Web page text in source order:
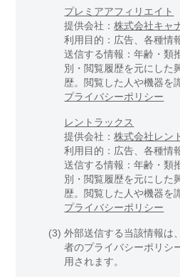
プレミアアフィリエイト
提供会社：株式会社キャ
利用目的：広告、各種情
送信する情報：年齢・類
別・閲覧履歴を元にした
歴。閲覧した人や機器を
プライバシーポリシー
レントラックス
提供会社：株式会社レン
利用目的：広告、各種情
送信する情報：年齢・類
別・閲覧履歴を元にした
歴。閲覧した人や機器を
プライバシーポリシー
(3)外部送信する当該情報は
者のプライバシーポリシ
用されます。